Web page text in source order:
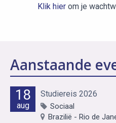
Klik hier om je
Aanstaande
18
aug
Studiereis 2026
Sociaal
Brazilië - Rio de